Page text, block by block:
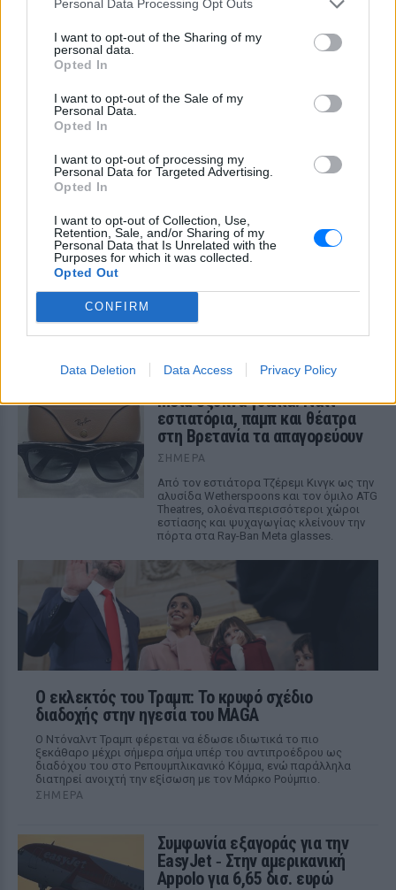
Personal Data Processing Opt Outs
I want to opt-out of the Sharing of my
personal data.
Opted In
I want to opt-out of the Sale of my
Personal Data.
Opted In
I want to opt-out of processing my
Personal Data for Targeted Advertising.
Opted In
I want to opt-out of Collection, Use,
Retention, Sale, and/or Sharing of my
Personal Data that Is Unrelated with the
Purposes for which it was collected.
Opted Out
CONFIRM
Data Deletion Data Access Privacy Policy
ερευνητής που κατέγραφε τη
συμβίωση του μικρού σκυλιού
με αγέλη λύκων εξηγεί γιατί
«Κρατάμε την επιστημονική απόσταση,
κτηνίατρο σε ένα μέρος όπου υπάρχει
αγέλη με λύκους, είναι επικίνδυνο» λέει
στο protothema.gr ο διδάκτορας
Για πάντα στη Ρεάλ Μαδρίτης ο
Βινίσιους: Υπογράφει νέο
Βραζιλιάνος
την πρόταση της Ρεάλ
Meta έξυπνα γυαλιά: Γιατί
εστιατόρια, παμπ και θέατρα
στη Βρετανία τα απαγορεύουν
ΣΉΜΕΡΑ
Από τον εστιάτορα Τζέρεμι Κινγκ ως την
αλυσίδα Wetherspoons και τον όμιλο ATG
Theatres, ολοένα περισσότεροι χώροι
εστίασης και ψυχαγωγίας κλείνουν την
πόρτα στα Ray-Ban Meta glasses.
Ο εκλεκτός του Τραμπ: Το κρυφό σχέδιο
διαδοχής στην ηγεσία του MAGA
Ο Ντόναλντ Τραμπ φέρεται να έδωσε ιδιωτικά το πιο
ξεκάθαρο μέχρι σήμερα σήμα υπέρ του αντιπροέδρου ως
διαδόχου του στο Ρεπουμπλικανικό Κόμμα, ενώ παράλληλα
διατηρεί ανοιχτή την εξίσωση με τον Μάρκο Ρούμπιο.
ΣΉΜΕΡΑ
Συμφωνία εξαγοράς για την
EasyJet ‑ Στην αμερικανική
Appolo για 6,65 δισ. ευρώ